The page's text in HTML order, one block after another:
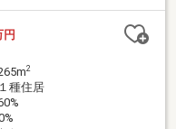
円
2
種住居